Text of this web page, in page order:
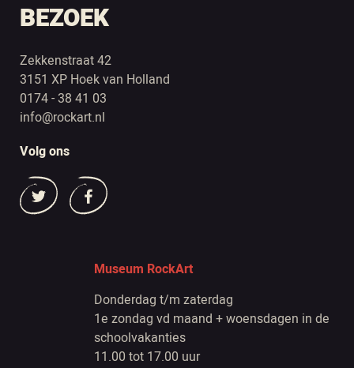
BEZOEK
Zekkenstraat 42
3151 XP Hoek van Holland
0174 - 38 41 03
info@rockart.nl
Volg ons
Museum RockArt
Donderdag t/m zaterdag
1e zondag vd maand + woensdagen in de
schoolvakanties
11.00 tot 17.00 uur